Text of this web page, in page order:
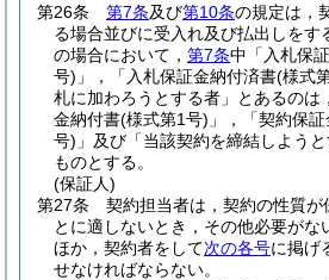
第26条 第7条及び第10条の規定は，
る場合並びに受入れ及び払出しをす
の場合において， 第7条中「入札保
号) 」，「入札保証金納付済書(様式
札に加わろうとする者」とあるのは
金納付書(様式第1号) 」，「契約保
号) 」及び「当該契約を締結しよう
ものとする。
(保証人)
第27条
契約担当者は，契約の性質が
とに適しないとき，その他必要がな
ほか，契約者をして次の各号に掲げ
せなければならない。